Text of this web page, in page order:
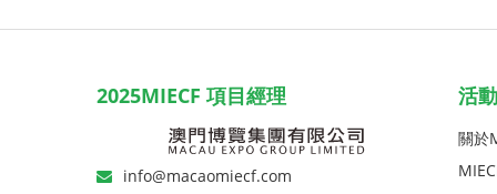
2025MIECF 項目經理
info@macaomiecf.com
活
關於